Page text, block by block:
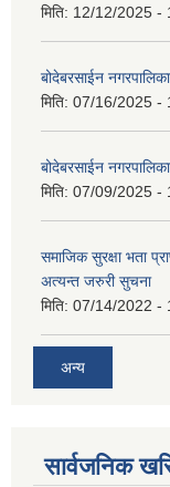
मिति: 12/12/2025 -
बोदेबरसाईन
मिति: 07/16/2025 -
बोदेबरसाईन
मिति: 07/09/2025 -
समाजिक सुरक्षा भता
अत्यन्त जरुरी सुचना
मिति: 07/14/2022 -
अन्य
सार्वजनिक